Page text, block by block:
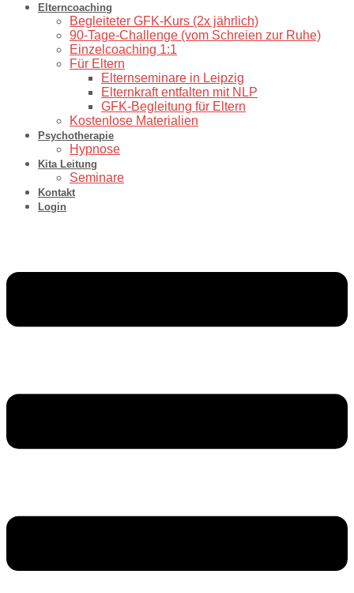
Elterncoaching
⁠Begleiteter GFK-Kurs (2x jährlich)
90-Tage-Challenge (vom Schreien zur Ruhe)
⁠Einzelcoaching 1:1
Für Eltern
Elternseminare in Leipzig
Elternkraft entfalten mit NLP
GFK-Begleitung für Eltern
Kostenlose Materialien
Psychotherapie
Hypnose
Kita Leitung
Seminare
Kontakt
Login